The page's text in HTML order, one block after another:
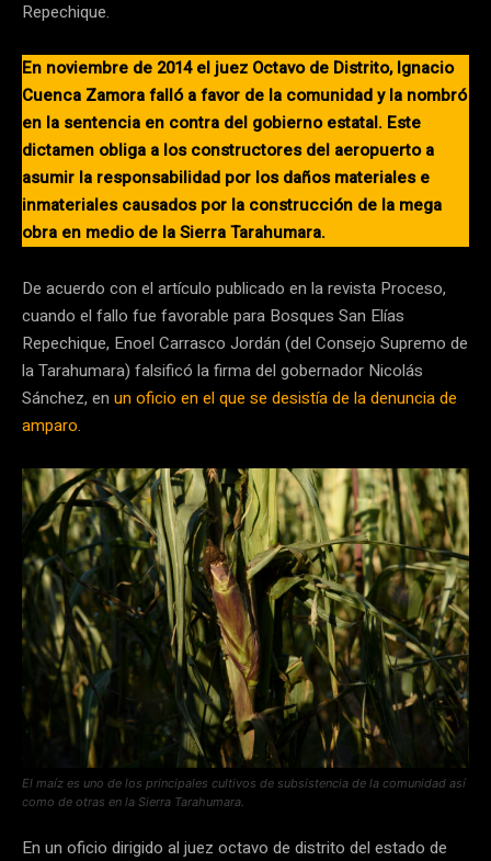
Repechique.
En noviembre de 2014 el juez Octavo de Distrito, Ignacio
Cuenca Zamora falló a favor de la comunidad y la nombró
en la sentencia en contra del gobierno estatal. Este
dictamen obliga a los constructores del aeropuerto a
asumir la responsabilidad por los daños materiales e
inmateriales causados por la construcción de la mega
obra en medio de la Sierra Tarahumara.
De acuerdo con el artículo publicado en la revista Proceso,
cuando el fallo fue favorable para Bosques San Elías
Repechique, Enoel Carrasco Jordán (del Consejo Supremo de
la Tarahumara) falsificó la firma del gobernador Nicolás
Sánchez, en un oficio en el que se desistía de la denuncia de
amparo.
El maíz es uno de los principales cultivos de subsistencia de la comunidad así
como de otras en la Sierra Tarahumara.
En un oficio dirigido al juez octavo de distrito del estado de